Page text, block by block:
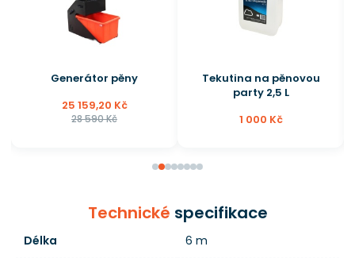
Generátor pěny
25 159,20 Kč
28 590 Kč
Tekutina na pěnovou
party 2,5 L
1 000 Kč
Technické specifikace
Délka 6 m